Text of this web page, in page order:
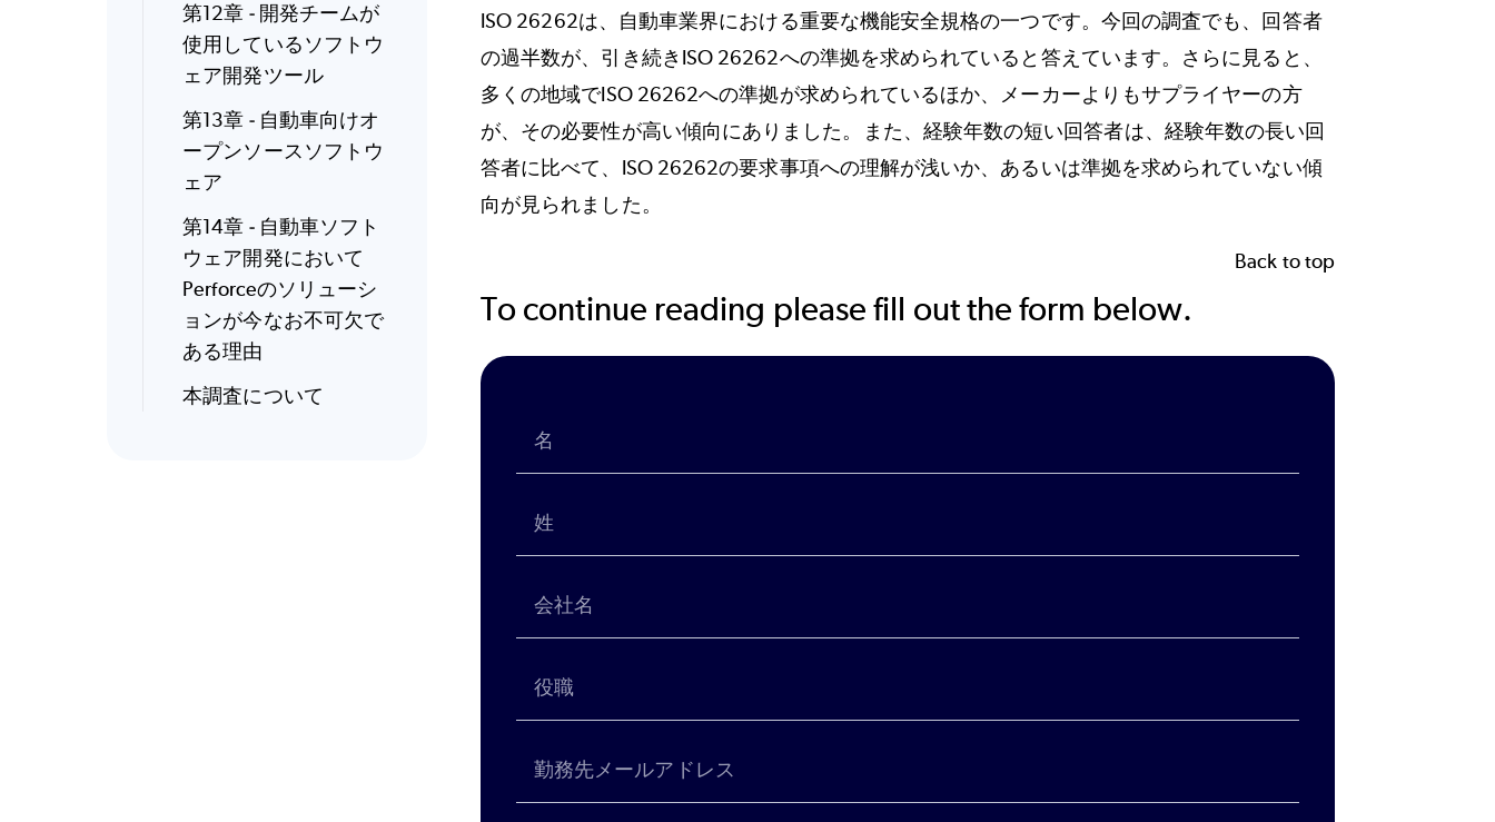
第12章 - 開発チームが
使用しているソフトウ
ェア開発ツール
第13章 - 自動車向けオ
ープンソースソフトウ
ェア
第14章 - 自動車ソフト
ウェア開発において
Perforceのソリューシ
ョンが今なお不可欠で
ある理由
本調査について
ISO 26262は、自動車業界における重要な機能安全規格の一つです。今回の調査でも、回答者
の過半数が、引き続きISO 26262への準拠を求められていると答えています。さらに見ると、
多くの地域でISO 26262への準拠が求められているほか、メーカーよりもサプライヤーの方
が、その必要性が高い傾向にありました。また、経験年数の短い回答者は、経験年数の長い回
答者に比べて、ISO 26262の要求事項への理解が浅いか、あるいは準拠を求められていない傾
向が見られました。
Back to top
To continue reading please fill out the form below.